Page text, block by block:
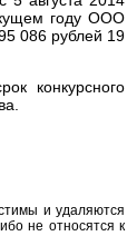
году ООО
086 рублей 19
конкурсного
и удаляются
не относятся к